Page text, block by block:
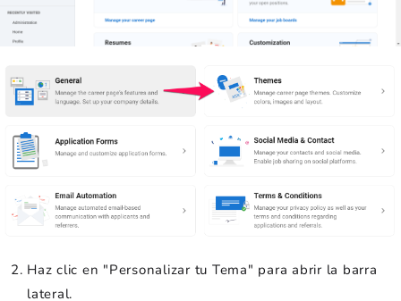
Haz clic en "Personalizar tu Tema" para abrir la barra
lateral.